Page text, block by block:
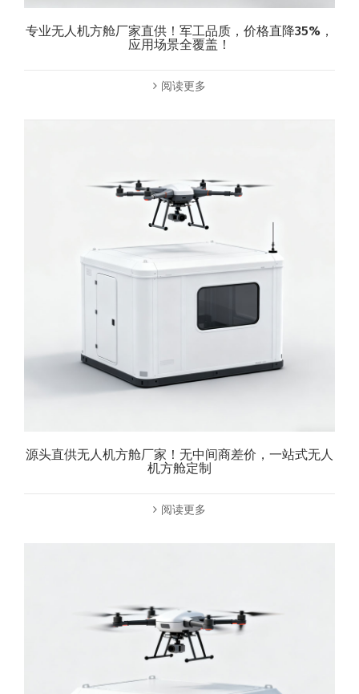
专业无人机方舱厂家直供！军工品质，价格直降35%，
应用场景全覆盖！
阅读更多
源头直供无人机方舱厂家！无中间商差价，一站式无人
机方舱定制
阅读更多